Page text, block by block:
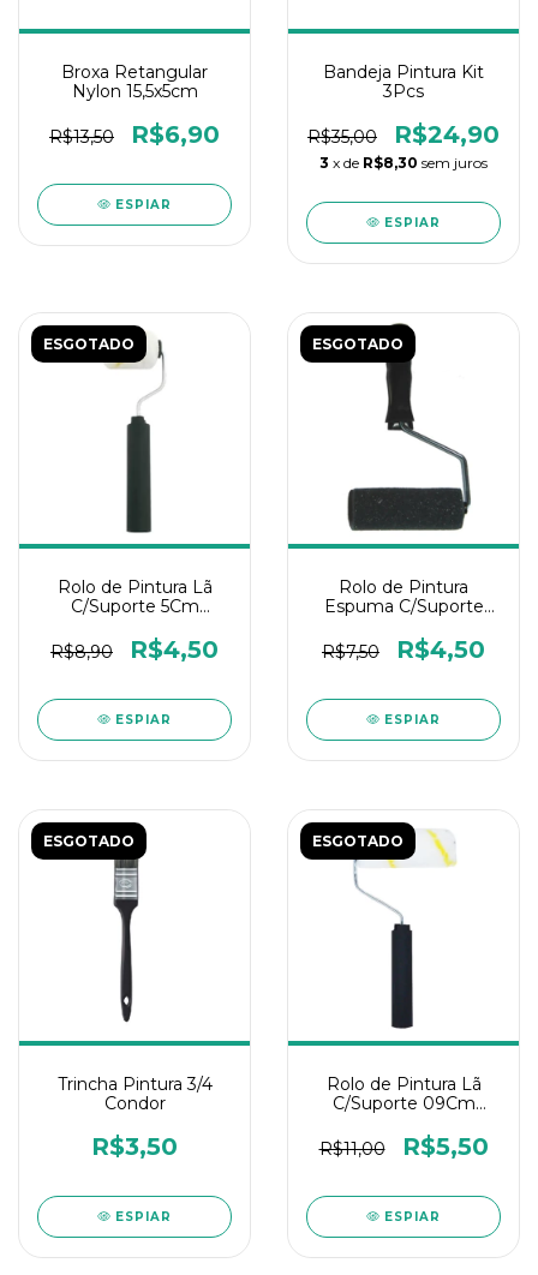
Broxa Retangular
Nylon 15,5x5cm
R$13,50 R$6,90
ESPIAR
Bandeja Pintura Kit
3Pcs
R$35,00 R$24,90
3 x de R$8,30 sem juros
ESPIAR
ESGOTADO
Rolo de Pintura Lã
C/Suporte 5Cm
R$8,90
R$4,50
ESPIAR
ESGOTADO
Rolo de Pintura
Espuma C/Suporte
R$7,50
R$4,50
ESPIAR
ESGOTADO
Trincha Pintura 3/4
Condor
R$3,50
ESPIAR
ESGOTADO
Rolo de Pintura Lã
C/Suporte 09Cm
R$11,00
R$5,50
ESPIAR